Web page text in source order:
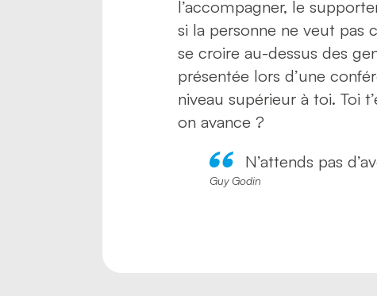
l’accompagner, le
si la personne ne veut pas
se croire au-dessus des
présentée lors d’une
niveau supérieur à toi. Toi
on avance ?
N’attends pas
Guy Godin